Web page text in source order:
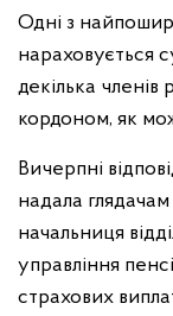
Одні з
нараховується
декілька
кордоном, як
Вичерпні
надала глядачам
начальниця
управління
страхових